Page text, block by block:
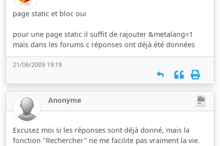
page static et bloc oui
pour une page static il suffit de rajouter &metalang=1
mais dans les forums c réponses ont déjà été données
21/06/2009 19:19
Anonyme
Excusez moi si les réponses sont déjà donné, mais la
fonction "Rechercher" ne me facilite pas vraiment la vie.